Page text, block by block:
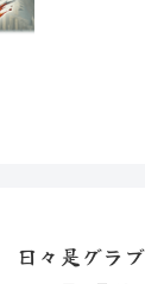
日々是グラ